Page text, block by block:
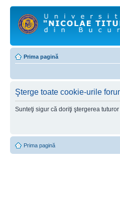
Prima pagină
Şterge toate cookie-urile
Sunteţi sigur că doriţi ştergerea
Prima pagină